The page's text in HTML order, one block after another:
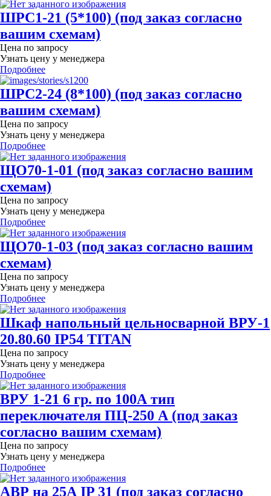
ШРС1-21 (5*100) (под заказ согласно
вашим схемам)
Цена по запросу
Узнать цену у менеджера
Подробнее
ШРС2-24 (8*100) (под заказ согласно
вашим схемам)
Цена по запросу
Узнать цену у менеджера
Подробнее
ЩО70-1-01 (под заказ согласно вашим
схемам)
Цена по запросу
Узнать цену у менеджера
Подробнее
ЩО70-1-03 (под заказ согласно вашим
схемам)
Цена по запросу
Узнать цену у менеджера
Подробнее
Шкаф напольный цельносварной ВРУ-1
20.80.60 IP54 TITAN
Цена по запросу
Узнать цену у менеджера
Подробнее
ВРУ 1-21 6 гр. по 100А тип
переключателя ПЦ-250 А (под заказ
согласно вашим схемам)
Цена по запросу
Узнать цену у менеджера
Подробнее
АВР на 25А IP 31 (под заказ согласно